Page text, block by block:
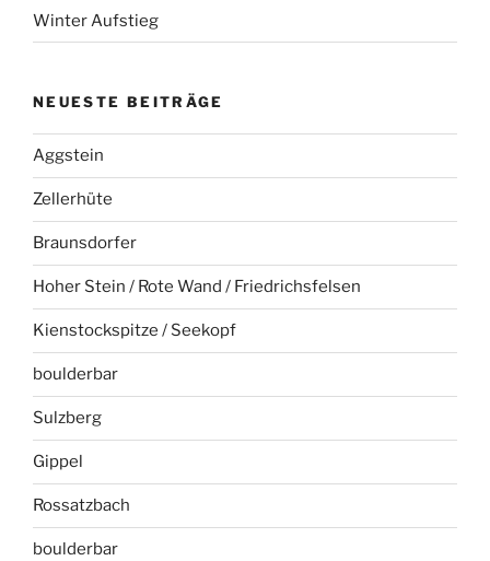
Winter Aufstieg
NEUESTE BEITRÄGE
Aggstein
Zellerhüte
Braunsdorfer
Hoher Stein / Rote Wand / Friedrichsfelsen
Kienstockspitze / Seekopf
boulderbar
Sulzberg
Gippel
Rossatzbach
boulderbar